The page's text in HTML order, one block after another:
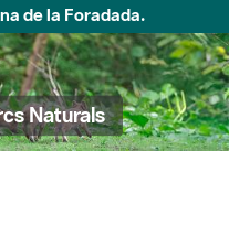
de la Foradada.
Naturals